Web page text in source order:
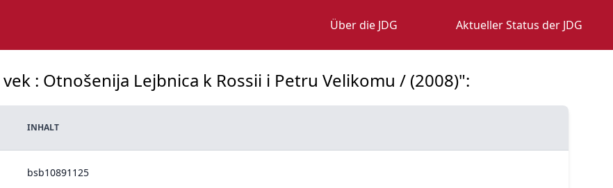
Über die JDG Aktueller Status der JDG
: Otnošenija Lejbnica k Rossii i Petru Velikomu / (2008)":
INHALT
bsb10891125